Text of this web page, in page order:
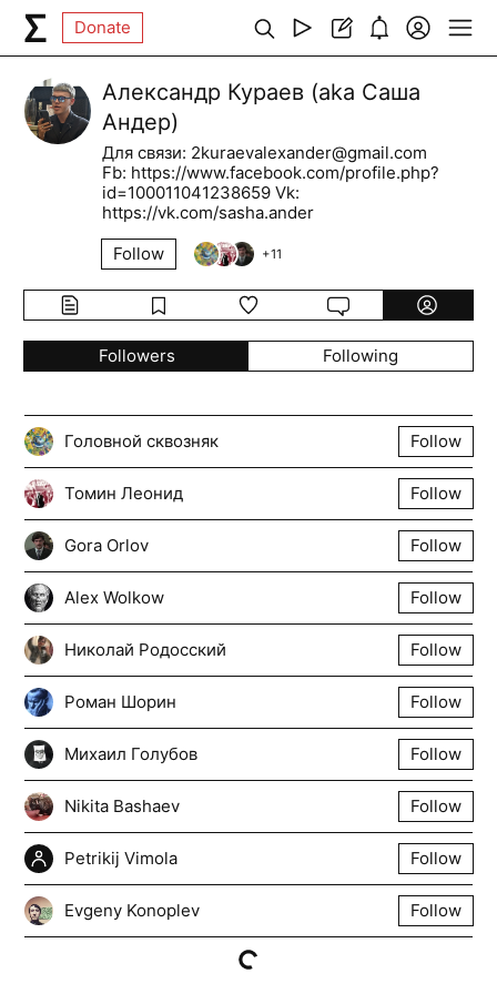
Donate
Александр Кураев (aka Саша
Андер)
Для связи: 2kuraevalexander@gmail.com
Fb: https://www.facebook.com/profile.php?
id=100011041238659 Vk:
https://vk.com/sasha.ander
Follow
+11
Followers Following
Головной сквозняк Follow
Томин Леонид Follow
Gora Orlov Follow
Alex Wolkow Follow
Николай Родосский Follow
Роман Шорин Follow
Михаил Голубов Follow
Nikita Bashaev Follow
Petrikij Vimola Follow
Evgeny Konoplev Follow